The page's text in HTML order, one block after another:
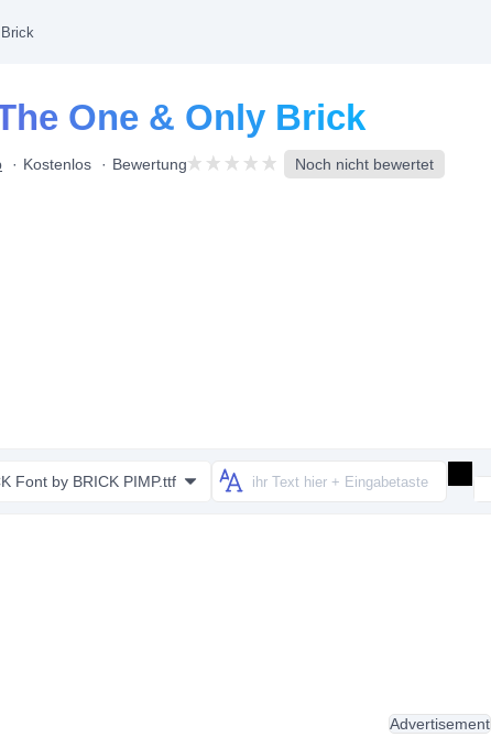
One & Only Brick
Kostenlos Bewertung Noch nicht bewertet
Font by BRICK PIMP.ttf
Advertisement